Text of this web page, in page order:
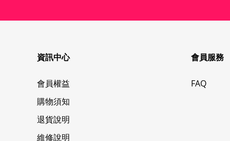
資訊中心
會員權益
購物須知
退貨說明
維修說明
會員服務
FAQ